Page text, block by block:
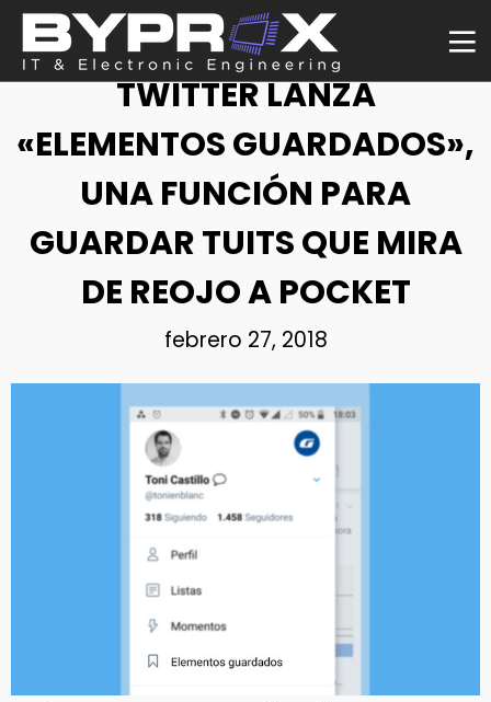
NOTICIA
TWITTER LANZA
«ELEMENTOS GUARDADOS»,
UNA FUNCIÓN PARA
GUARDAR TUITS QUE MIRA
DE REOJO A POCKET
febrero 27, 2018